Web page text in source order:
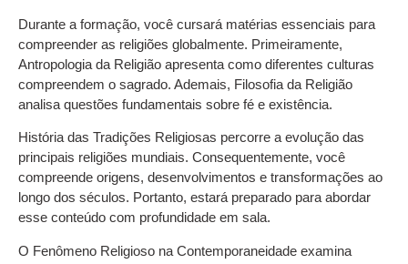
Durante a formação, você cursará matérias essenciais para
compreender as religiões globalmente. Primeiramente,
Antropologia da Religião apresenta como diferentes culturas
compreendem o sagrado. Ademais, Filosofia da Religião
analisa questões fundamentais sobre fé e existência.
História das Tradições Religiosas percorre a evolução das
principais religiões mundiais. Consequentemente, você
compreende origens, desenvolvimentos e transformações ao
longo dos séculos. Portanto, estará preparado para abordar
esse conteúdo com profundidade em sala.
O Fenômeno Religioso na Contemporaneidade examina